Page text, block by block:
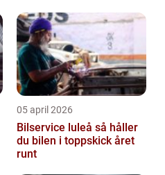
05 april 2026
Bilservice luleå så håller
du bilen i toppskick året
runt